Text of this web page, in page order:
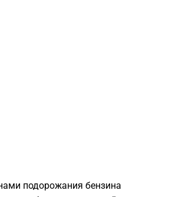
подорожания бензина